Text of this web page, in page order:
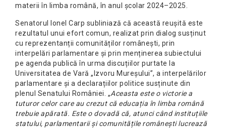
materii în limba română, în anul școlar 2024–2025.
Senatorul Ionel Carp subliniază că această reușită este
rezultatul unui efort comun, realizat prin dialog susținut
cu reprezentanții comunităților românești, prin
interpelări parlamentare și prin menținerea subiectului
pe agenda publică în urma discuțiilor purtate la
Universitatea de Vară „Izvoru Mureșului”, a interpelărilor
parlamentare și a declarațiilor politice susținute din
plenul Senatului României. „Aceasta este o victorie a
tuturor celor care au crezut că educația în limba română
trebuie apărată. Este o dovadă că, atunci când instituțiile
statului, parlamentarii și comunitățile românești lucrează